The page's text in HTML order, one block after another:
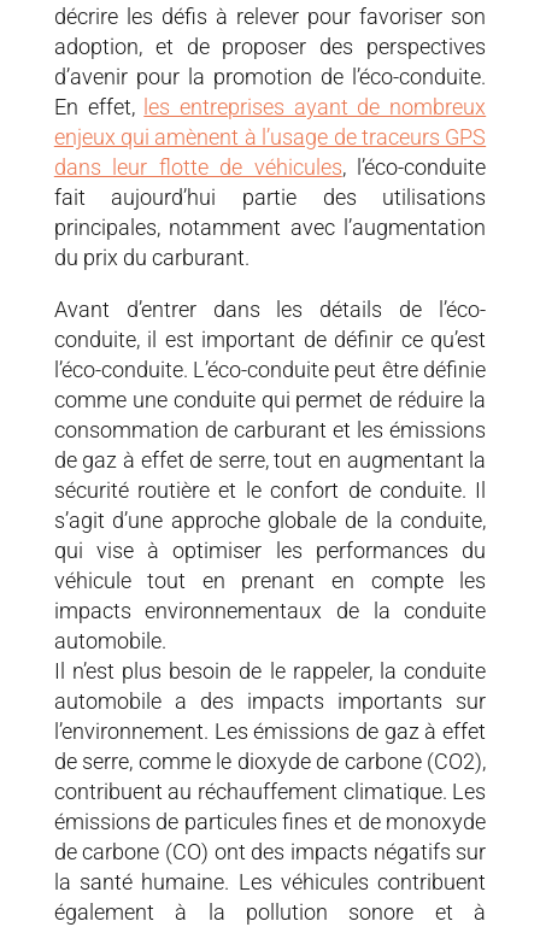
décrire les défis à relever pour favoriser son
adoption, et de proposer des perspectives
d’avenir pour la promotion de l’éco-conduite.
En effet, les entreprises ayant de nombreux
enjeux qui amènent à l’usage de traceurs GPS
dans leur flotte de véhicules, l’éco-conduite
fait aujourd’hui partie des utilisations
principales, notamment avec l’augmentation
du prix du carburant.
Avant d’entrer dans les détails de l’éco-
conduite, il est important de définir ce qu’est
l’éco-conduite. L’éco-conduite peut être définie
comme une conduite qui permet de réduire la
consommation de carburant et les émissions
de gaz à effet de serre, tout en augmentant la
sécurité routière et le confort de conduite. Il
s’agit d’une approche globale de la conduite,
qui vise à optimiser les performances du
véhicule tout en prenant en compte les
impacts environnementaux de la conduite
automobile.
Il n’est plus besoin de le rappeler, la conduite
automobile a des impacts importants sur
l’environnement. Les émissions de gaz à effet
de serre, comme le dioxyde de carbone (CO2),
contribuent au réchauffement climatique. Les
émissions de particules fines et de monoxyde
de carbone (CO) ont des impacts négatifs sur
la santé humaine. Les véhicules contribuent
également à la pollution sonore et à